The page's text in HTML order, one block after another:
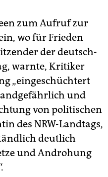
zum Aufruf zur
wo für Frieden
der deutsch-
warnte, Kritiker
„eingeschüchtert
und
von politischen
des NRW-Landtags,
deutlich
und Androhung